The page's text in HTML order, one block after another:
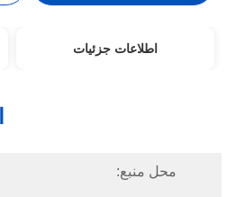
اطلاعات جزئیات
محل منبع: